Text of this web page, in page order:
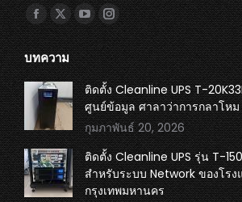
Find us on:
Facebook
page
opens
in
new
window
X
page
opens
in
new
window
YouTube
page
opens
in
new
window
Instagram
page
opens
in
new
window
บทความ
ติดตั้ง Cleanline UPS T-
ศูนย์ข้อมูล ศาลาว่าการกลาโหม
กุมภาพันธ์ 20, 2026
ติดตั้ง Cleanline UPS รุ่น T-
สำหรับระบบ Network ของโร
กรุงเทพมหานคร